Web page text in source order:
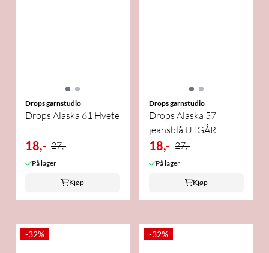
Drops garnstudio
Drops Alaska 61 Hvete
18,- 27,-
På lager
Kjøp
Drops garnstudio
Drops Alaska 57
jeansblå UTGÅR
18,- 27,-
På lager
Kjøp
-32% -32%